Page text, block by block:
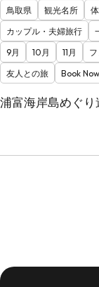
鳥取県 観光名所
カップル・夫婦旅行
9月
10月 11月
友人との旅
Book Now
浦富海岸島めぐり